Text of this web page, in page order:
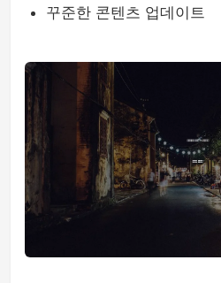
꾸준한 콘텐츠 업데이트